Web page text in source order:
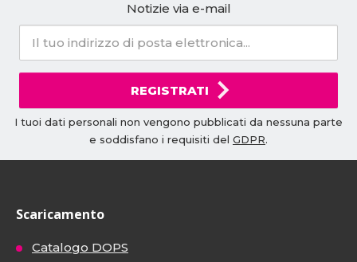
Notizie via e-mail
REGISTRATI
I tuoi dati personali non vengono pubblicati da nessuna parte
e soddisfano i requisiti del GDPR.
Scaricamento
Catalogo DOPS